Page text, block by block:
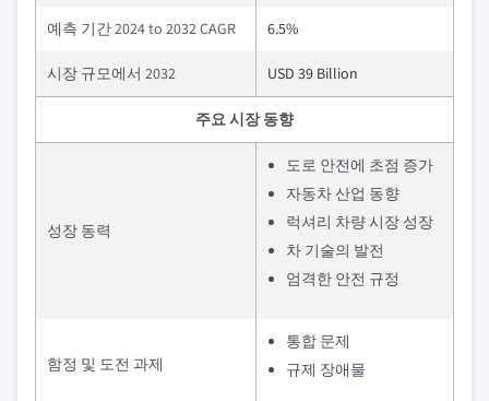
예측 기간 2024 to 2032 CAGR 6.5%
시장 규모에서 2032 USD 39 Billion
주요 시장 동향
성장 동력
도로 안전에 초점 증가
자동차 산업 동향
럭셔리 차량 시장 성장
차 기술의 발전
엄격한 안전 규정
함정 및 도전 과제
통합 문제
규제 장애물